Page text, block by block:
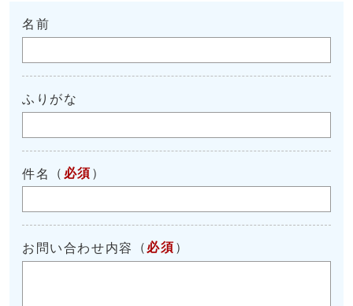
名前
ふりがな
件名 （ 必須 ）
お問い合わせ内容 （ 必須 ）